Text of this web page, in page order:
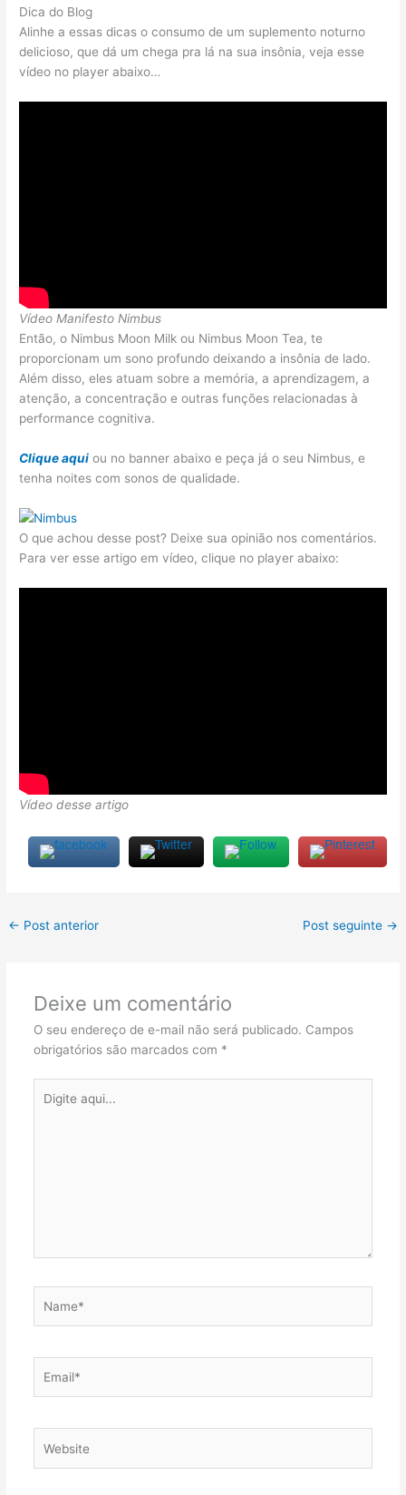
Dica do Blog
Alinhe a essas dicas o consumo de um suplemento noturno
delicioso, que dá um chega pra lá na sua insônia, veja esse
vídeo no player abaixo…
Vídeo Manifesto Nimbus
Então, o Nimbus Moon Milk ou Nimbus Moon Tea, te
proporcionam um sono profundo deixando a insônia de lado.
Além disso, eles atuam sobre a memória, a aprendizagem, a
atenção, a concentração e outras funções relacionadas à
performance cognitiva.
Clique aqui ou no banner abaixo e peça já o seu Nimbus, e
tenha noites com sonos de qualidade.
O que achou desse post? Deixe sua opinião nos comentários.
Para ver esse artigo em vídeo, clique no player abaixo:
Vídeo desse artigo
← Post anterior Post seguinte →
Deixe um comentário
O seu endereço de e-mail não será publicado. Campos
obrigatórios são marcados com *
aqui...